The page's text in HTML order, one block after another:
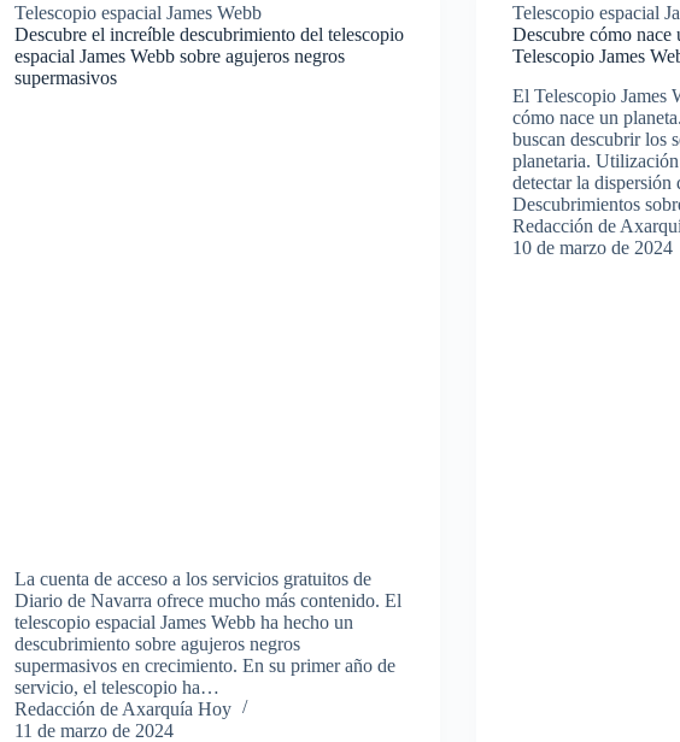
Telescopio espacial James Webb
Descubre el increíble descubrimiento del telescopio
espacial James Webb sobre agujeros negros
supermasivos
La cuenta de acceso a los servicios gratuitos de
Diario de Navarra ofrece mucho más contenido. El
telescopio espacial James Webb ha hecho un
descubrimiento sobre agujeros negros
supermasivos en crecimiento. En su primer año de
servicio, el telescopio ha…
Redacción de Axarquía Hoy
11 de marzo de 2024
Telescopio espacial
Descubre cómo nace
Telescopio James
El Telescopio James
cómo nace un
buscan descubrir los
planetaria.
detectar la dispersión
Descubrimientos
Redacción de
10 de marzo de 2024